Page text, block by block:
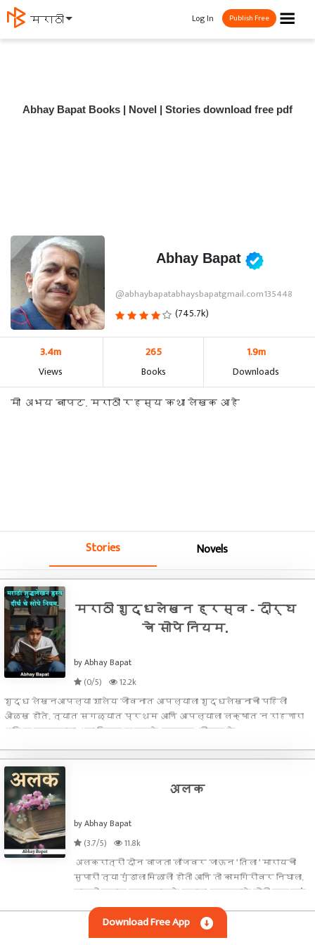
मराठी ☰
Log In Publish Free
Abhay Bapat Books | Novel | Stories download free pdf
Abhay Bapat
@abhaybapatabhaysbapatgmail.com135448
(745.7k)
3.4m
Views
265
Books
1.9m
Downloads
मी अभय बापट. मराठी रहस्य कथा लेखक आहे
Stories Novels
मराठी शुद्धलेखन ह्रस्व - दीर्घ
चे सोपे नियम.
by Abhay Bapat
(0/5)
12.2k
शुद्ध लेखनआपल्या शालेय जीवनात आपल्याला शुद्धलेखनाची पहिली
ओळख होते. त्यात सगळ्यात प्रथम आणि आपल्याला लक्षात न राहणारा
आणि न समजणारा असा विषय म्हणजे ह्रस्व- दीर्घ चे
त्यांच्या परीने हे नियम समजाव
अलक
by Abhay Bapat
(3.7/5)
11.8k
अलकरात्री दोन वाजता लॉजवर जाऊन ' तिला ' मारायची
सुपारी त्या गुंडाला मिळाली होती आणि तो कामगिरीवर निघाला.
बायको घरात नसल्यामुळे त्याला हटकणारे कोणी नव्हतं.
लॉजवर गेल्यावर तिला गोळी घालतानाच तो हादरला जिला
मारायचं होतं ती त्याचीच बायको होती. त्याच व
Download Free App